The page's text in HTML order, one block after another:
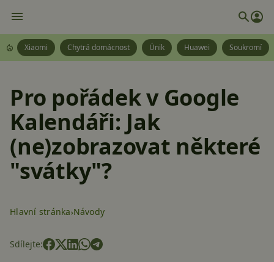
Xiaomi Chytrá domácnost Únik Huawei Soukromí
Pro pořádek v Google
Kalendáři: Jak
(ne)zobrazovat některé
"svátky"?
Hlavní stránka Návody
Sdílejte: